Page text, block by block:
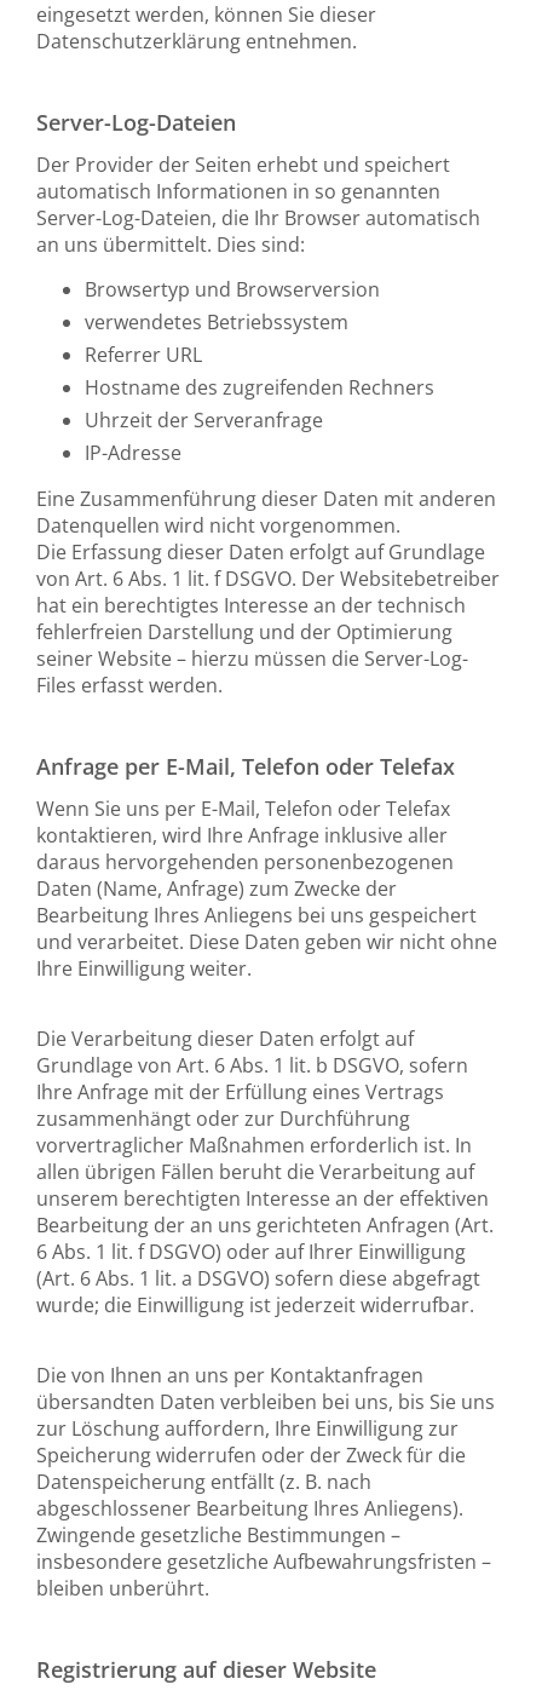
eingesetzt werden, können Sie dieser
Datenschutzerklärung entnehmen.
Server-Log-Dateien
Der Provider der Seiten erhebt und speichert
automatisch Informationen in so genannten
Server-Log-Dateien, die Ihr Browser automatisch
an uns übermittelt. Dies sind:
Browsertyp und Browserversion
verwendetes Betriebssystem
Referrer URL
Hostname des zugreifenden Rechners
Uhrzeit der Serveranfrage
IP-Adresse
Eine Zusammenführung dieser Daten mit anderen
Datenquellen wird nicht vorgenommen.
Die Erfassung dieser Daten erfolgt auf Grundlage
von Art. 6 Abs. 1 lit. f DSGVO. Der Websitebetreiber
hat ein berechtigtes Interesse an der technisch
fehlerfreien Darstellung und der Optimierung
seiner Website – hierzu müssen die Server-Log-
Files erfasst werden.
Anfrage per E-Mail, Telefon oder Telefax
Wenn Sie uns per E-Mail, Telefon oder Telefax
kontaktieren, wird Ihre Anfrage inklusive aller
daraus hervorgehenden personenbezogenen
Daten (Name, Anfrage) zum Zwecke der
Bearbeitung Ihres Anliegens bei uns gespeichert
und verarbeitet. Diese Daten geben wir nicht ohne
Ihre Einwilligung weiter.
Die Verarbeitung dieser Daten erfolgt auf
Grundlage von Art. 6 Abs. 1 lit. b DSGVO, sofern
Ihre Anfrage mit der Erfüllung eines Vertrags
zusammenhängt oder zur Durchführung
vorvertraglicher Maßnahmen erforderlich ist. In
allen übrigen Fällen beruht die Verarbeitung auf
unserem berechtigten Interesse an der effektiven
Bearbeitung der an uns gerichteten Anfragen (Art.
6 Abs. 1 lit. f DSGVO) oder auf Ihrer Einwilligung
(Art. 6 Abs. 1 lit. a DSGVO) sofern diese abgefragt
wurde; die Einwilligung ist jederzeit widerrufbar.
Die von Ihnen an uns per Kontaktanfragen
übersandten Daten verbleiben bei uns, bis Sie uns
zur Löschung auffordern, Ihre Einwilligung zur
Speicherung widerrufen oder der Zweck für die
Datenspeicherung entfällt (z. B. nach
abgeschlossener Bearbeitung Ihres Anliegens).
Zwingende gesetzliche Bestimmungen –
insbesondere gesetzliche Aufbewahrungsfristen –
bleiben unberührt.
Registrierung auf dieser Website